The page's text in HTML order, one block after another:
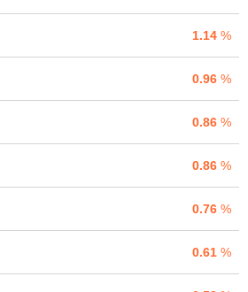
1.14 %
0.96 %
0.86 %
0.86 %
0.76 %
0.61 %